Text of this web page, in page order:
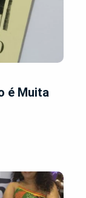
é Muita